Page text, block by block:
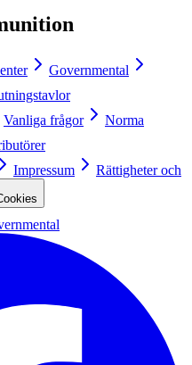
Governmental
Vanliga frågor
Norma
Impressum
Rättigheter och